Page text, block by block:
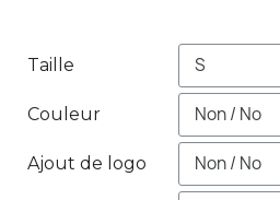
Taille
Couleur
Ajout de logo